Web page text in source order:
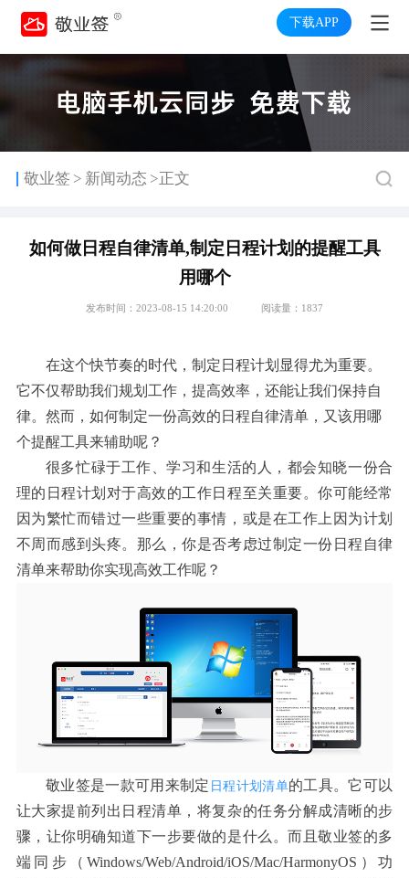
下载APP
敬业签 > 新闻动态 >正文
如何做日程自律清单,制定日程计划的提醒工具
用哪个
发布时间：2023-08-15 14:20:00 阅读量：1837
在这个快节奏的时代，制定日程计划显得尤为重要。
它不仅帮助我们规划工作，提高效率，还能让我们保持自
律。然而，如何制定一份高效的日程自律清单，又该用哪
个提醒工具来辅助呢？
很多忙碌于工作、学习和生活的人，都会知晓一份合
理的日程计划对于高效的工作日程至关重要。你可能经常
因为繁忙而错过一些重要的事情，或是在工作上因为计划
不周而感到头疼。那么，你是否考虑过制定一份日程自律
清单来帮助你实现高效工作呢？
敬业签是一款可用来制定 日程计划清单的工具。它可以
让大家提前列出日程清单，将复杂的任务分解成清晰的步
骤，让你明确知道下一步要做的是什么。而且敬业签的多
端同步（Windows/Web/Android/iOS/Mac/HarmonyOS）功